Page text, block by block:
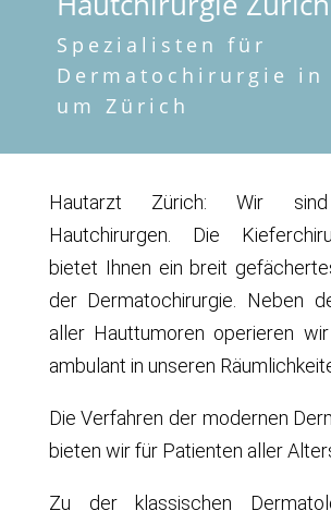
Spezialisten für
Dermatochirurgie in
um Zürich
Hautarzt Zürich: Wir sind
Hautchirurgen. Die
bietet Ihnen ein breit
der Dermatochirurgie. Neben
aller Hauttumoren operieren
ambulant in unseren
Die Verfahren der modernen
bieten wir für Patienten aller
Zu der klassischen